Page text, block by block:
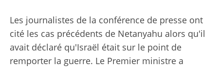
Les journalistes de la conférence de presse ont
cité les cas précédents de Netanyahu alors qu'il
avait déclaré qu'Israël était sur le point de
remporter la guerre. Le Premier ministre a